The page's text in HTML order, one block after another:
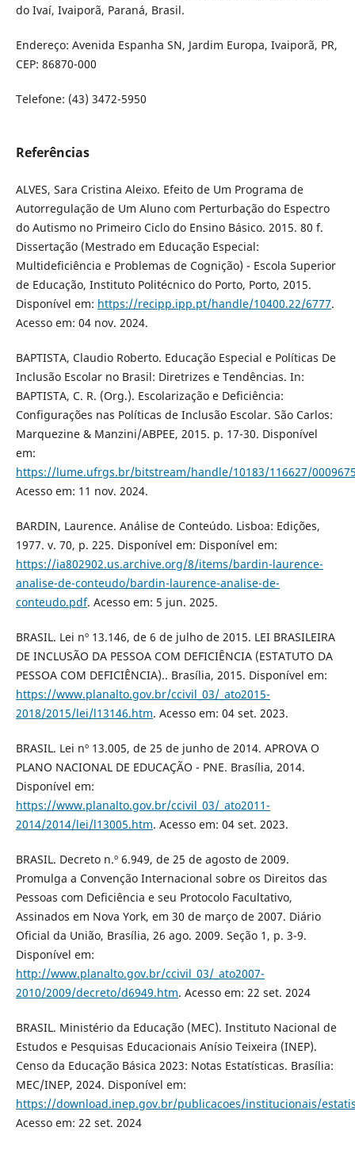
do Ivaí, Ivaiporã, Paraná, Brasil.
Endereço: Avenida Espanha SN, Jardim Europa, Ivaiporã, PR,
CEP: 86870-000
Telefone: (43) 3472-5950
Referências
ALVES, Sara Cristina Aleixo. Efeito de Um Programa de
Autorregulação de Um Aluno com Perturbação do Espectro
do Autismo no Primeiro Ciclo do Ensino Básico. 2015. 80 f.
Dissertação (Mestrado em Educação Especial:
Multideficiência e Problemas de Cognição) - Escola Superior
de Educação, Instituto Politécnico do Porto, Porto, 2015.
Disponível em: https://recipp.ipp.pt/handle/10400.22/6777.
Acesso em: 04 nov. 2024.
BAPTISTA, Claudio Roberto. Educação Especial e Políticas De
Inclusão Escolar no Brasil: Diretrizes e Tendências. In:
BAPTISTA, C. R. (Org.). Escolarização e Deficiência:
Configurações nas Políticas de Inclusão Escolar. São Carlos:
Marquezine & Manzini/ABPEE, 2015. p. 17-30. Disponível
em:
https://lume.ufrgs.br/bitstream/handle/10183/116627/
Acesso em: 11 nov. 2024.
BARDIN, Laurence. Análise de Conteúdo. Lisboa: Edições,
1977. v. 70, p. 225. Disponível em: Disponível em:
https://ia802902.us.archive.org/8/items/bardin-laurence-
analise-de-conteudo/bardin-laurence-analise-de-
conteudo.pdf. Acesso em: 5 jun. 2025.
BRASIL. Lei nº 13.146, de 6 de julho de 2015. LEI BRASILEIRA
DE INCLUSÃO DA PESSOA COM DEFICIÊNCIA (ESTATUTO DA
PESSOA COM DEFICIÊNCIA).. Brasília, 2015. Disponível em:
https://www.planalto.gov.br/ccivil_03/_ato2015-
2018/2015/lei/l13146.htm. Acesso em: 04 set. 2023.
BRASIL. Lei nº 13.005, de 25 de junho de 2014. APROVA O
PLANO NACIONAL DE EDUCAÇÃO - PNE. Brasília, 2014.
Disponível em:
https://www.planalto.gov.br/ccivil_03/_ato2011-
2014/2014/lei/l13005.htm. Acesso em: 04 set. 2023.
BRASIL. Decreto n.º 6.949, de 25 de agosto de 2009.
Promulga a Convenção Internacional sobre os Direitos das
Pessoas com Deficiência e seu Protocolo Facultativo,
Assinados em Nova York, em 30 de março de 2007. Diário
Oficial da União, Brasília, 26 ago. 2009. Seção 1, p. 3-9.
Disponível em:
http://www.planalto.gov.br/ccivil_03/_ato2007-
2010/2009/decreto/d6949.htm. Acesso em: 22 set. 2024
BRASIL. Ministério da Educação (MEC). Instituto Nacional de
Estudos e Pesquisas Educacionais Anísio Teixeira (INEP).
Censo da Educação Básica 2023: Notas Estatísticas. Brasília:
MEC/INEP, 2024. Disponível em:
https://download.inep.gov.br/publicacoes/institucionais/
Acesso em: 22 set. 2024